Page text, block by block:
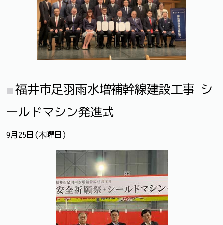
福井市足羽雨水増補幹線建設工事 シ
ールドマシン発進式
9月25日(木曜日)